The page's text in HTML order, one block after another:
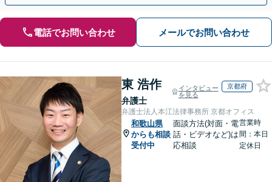
電話でお問い合わせ メールでお問い合わせ
東 浩作
弁護士
インタビュー
を見る
京都府
弁護士法人本江法律事務所 京都オフィス
和歌山県
からも相談
受付中
面談方法(対面・電
話・ビデオなど)は
応相談
営業時
間：本日
定休日